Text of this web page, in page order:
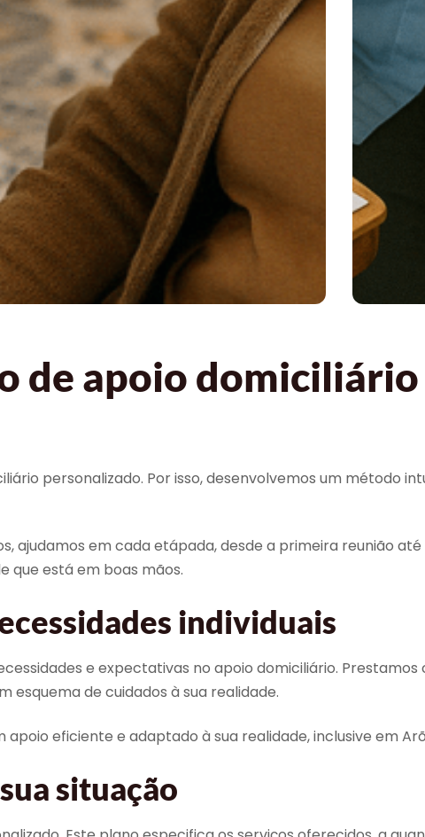
de apoio domiciliário
personalizado. Por isso, desenvolvemos um método
ajudamos em cada etápada, desde a primeira reunião
que está em boas mãos.
individuais
e expectativas no apoio domiciliário. Prestamos
esquema de cuidados à sua realidade.
eficiente e adaptado à sua realidade, inclusive em
situação